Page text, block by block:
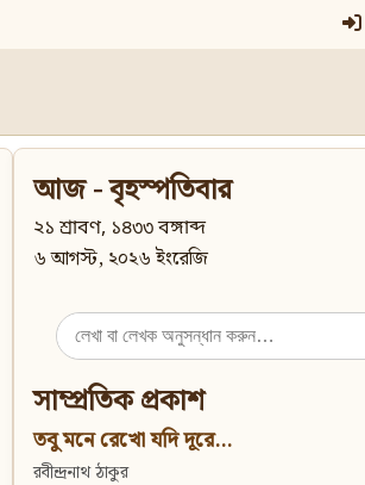
আজ - বৃহস্পতিবার
২১ শ্রাবণ, ১৪৩৩ বঙ্গাব্দ
৬ আগস্ট, ২০২৬ ইংরেজি
Search
for:
সাম্প্রতিক প্রকাশ
তবু মনে রেখো যদি দূরে...
রবীন্দ্রনাথ ঠাকুর